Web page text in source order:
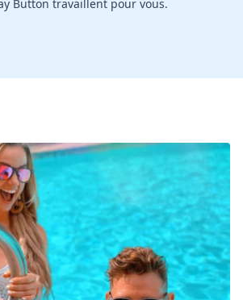
Button travaillent pour vous.